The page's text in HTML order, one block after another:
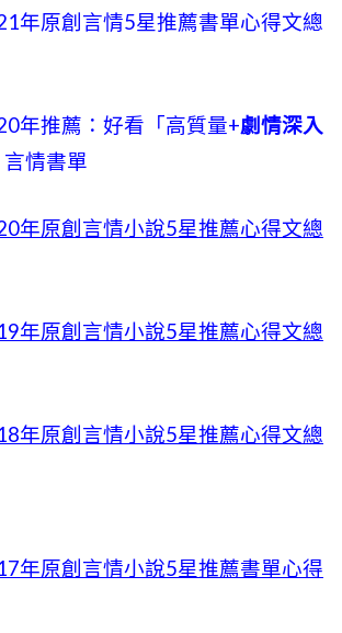
年原創言情5星推薦書單心得文總
年推薦：好看「高質量+劇情深入
情書單
年原創言情小說5星推薦心得文總
年原創言情小說5星推薦心得文總
年原創言情小說5星推薦心得文總
年原創言情小說5星推薦書單心得